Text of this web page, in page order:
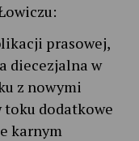
prasowej,
diecezjalna w
z nowymi
toku dodatkowe
karnym